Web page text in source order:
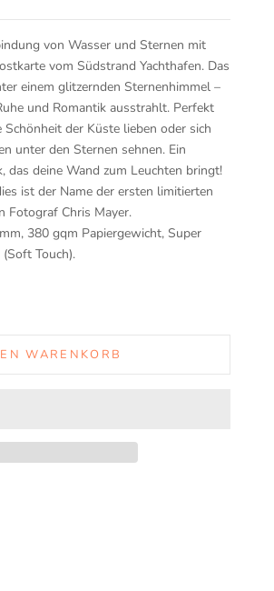
von Wasser und Sternen mit
vom Südstrand Yachthafen. Das
einem glitzernden Sternenhimmel –
und Romantik ausstrahlt. Perfekt
der Küste lieben oder sich
unter den Sternen sehnen. Ein
das deine Wand zum Leuchten bringt!
ist der Name der ersten limitierten
Fotograf Chris Mayer.
380 gqm Papiergewicht, Super
Touch).
WARENKORB